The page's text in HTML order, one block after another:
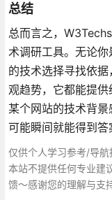
总结
总而言之，
术调研工具。无论
的技术选择寻找依
观趋势，它都能提
某个网站的技术背
可能瞬间就能得到答
仅供个人学习参考/导航
本站不提供任何专业建
馈～感谢您的理解与支持